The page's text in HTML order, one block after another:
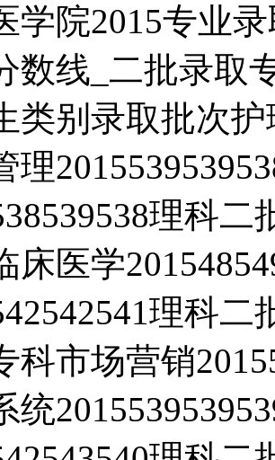
学院2015专业
数线_二批录取
类别录取批次护
理
理科二
床医学
理科二
科市场营销
统